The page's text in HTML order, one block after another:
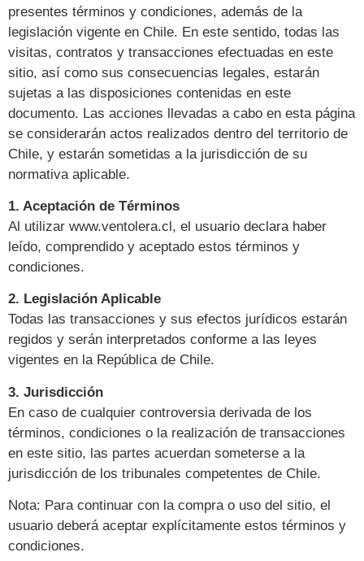
presentes términos y condiciones, además de la
legislación vigente en Chile. En este sentido, todas las
visitas, contratos y transacciones efectuadas en este
sitio, así como sus consecuencias legales, estarán
sujetas a las disposiciones contenidas en este
documento. Las acciones llevadas a cabo en esta página
se considerarán actos realizados dentro del territorio de
Chile, y estarán sometidas a la jurisdicción de su
normativa aplicable.
1. Aceptación de Términos
Al utilizar www.ventolera.cl, el usuario declara haber
leído, comprendido y aceptado estos términos y
condiciones.
2. Legislación Aplicable
Todas las transacciones y sus efectos jurídicos estarán
regidos y serán interpretados conforme a las leyes
vigentes en la República de Chile.
3. Jurisdicción
En caso de cualquier controversia derivada de los
términos, condiciones o la realización de transacciones
en este sitio, las partes acuerdan someterse a la
jurisdicción de los tribunales competentes de Chile.
Nota: Para continuar con la compra o uso del sitio, el
usuario deberá aceptar explícitamente estos términos y
condiciones.